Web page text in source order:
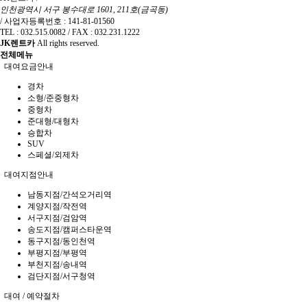
인천광역시 서구 봉수대로 1601, 211호(금곡동)
/사업자등록번호 : 141-81-01560
TEL : 032.515.0082 /FAX : 032.231.1222
JK렌트카All rights reserved.
전체메뉴
대여요금안내
경차
소형/준중형차
중형차
준대형/대형차
승합차
SUV
스페셜/외제차
대여지점안내
남동지점/간석오거리역
계양지점/작전역
서구지점/검암역
송도지점/캠퍼스타운역
동구지점/동인천역
부평지점/부평역
부천지점/송내역
검단지점/서구청역
대여 / 예약절차